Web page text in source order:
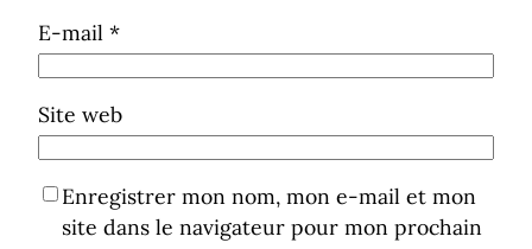
E-mail *
Site web
Enregistrer mon nom, mon e-mail et mon
site dans le navigateur pour mon prochain